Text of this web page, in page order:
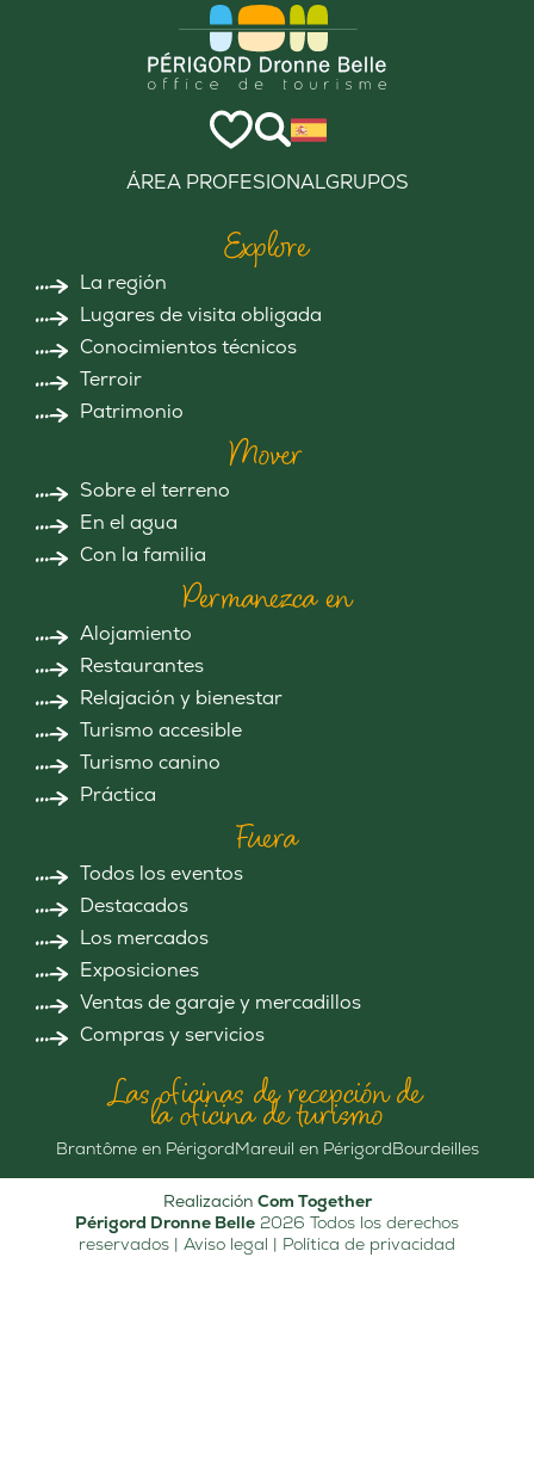
ÁREA PROFESIONALGRUPOS
Explore
La región
Lugares de visita obligada
Conocimientos técnicos
Terroir
Patrimonio
Mover
Sobre el terreno
En el agua
Con la familia
Permanezca en
Alojamiento
Restaurantes
Relajación y bienestar
Turismo accesible
Turismo canino
Práctica
Fuera
Todos los eventos
Destacados
Los mercados
Exposiciones
Ventas de garaje y mercadillos
Compras y servicios
Las oficinas de recepción de
la oficina de turismo
Brantôme en PérigordMareuil en PérigordBourdeilles
Realización Com Together
Périgord Dronne Belle 2026 Todos los derechos
reservados | Aviso legal | Política de privacidad